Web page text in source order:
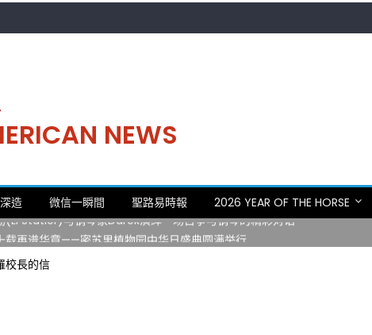
NEWS
造 微信一瞬間 聖路易時報 2026 YEAR OF THE HORSE
逢。中华日，等你来赴约 —— 密苏里植物园“中华日三十周年特别报道（五）
(Li Statler)与钢琴家Darek演绎一场古筝与钢琴的精彩对话
载再谱华章——密苏里植物园中华日盛典圆满举行
日龙舟体验日 邀请各界亲身体验划行乐趣 + 水上竞速魅力
逢
校長的信